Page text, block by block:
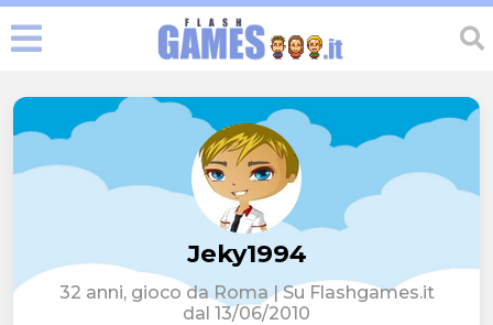
Jeky1994
32 anni, gioco da Roma | Su Flashgames.it
dal 13/06/2010